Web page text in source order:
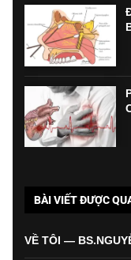
BÀI VIẾT ĐƯỢC
VỀ TÔI —